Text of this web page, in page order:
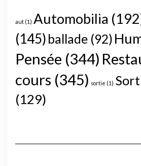
aut (1) Automobilia
(145) ballade (92)
Pensée (344)
cours (345) sortie (1)
(129)